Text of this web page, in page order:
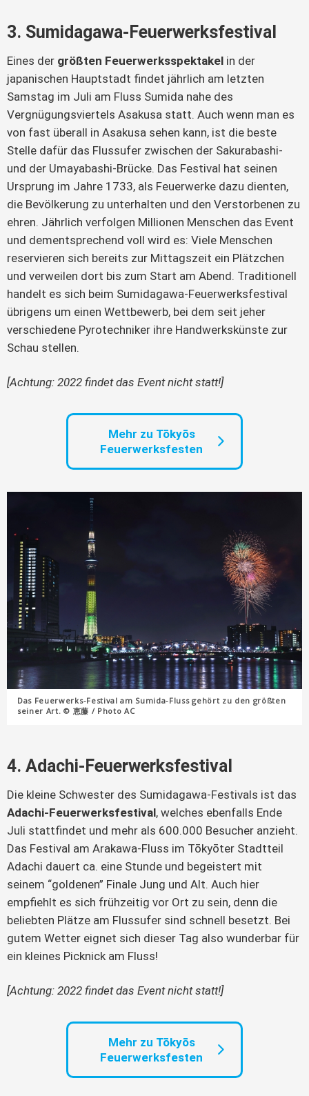
3. Sumidagawa-Feuerwerksfestival
Eines der größten Feuerwerksspektakel in der
japanischen Hauptstadt findet jährlich am letzten
Samstag im Juli am Fluss Sumida nahe des
Vergnügungsviertels Asakusa statt. Auch wenn man es
von fast überall in Asakusa sehen kann, ist die beste
Stelle dafür das Flussufer zwischen der Sakurabashi-
und der Umayabashi-Brücke. Das Festival hat seinen
Ursprung im Jahre 1733, als Feuerwerke dazu dienten,
die Bevölkerung zu unterhalten und den Verstorbenen zu
ehren. Jährlich verfolgen Millionen Menschen das Event
und dementsprechend voll wird es: Viele Menschen
reservieren sich bereits zur Mittagszeit ein Plätzchen
und verweilen dort bis zum Start am Abend. Traditionell
handelt es sich beim Sumidagawa-Feuerwerksfestival
übrigens um einen Wettbewerb, bei dem seit jeher
verschiedene Pyrotechniker ihre Handwerkskünste zur
Schau stellen.
[Achtung: 2022 findet das Event nicht statt!]
Mehr zu Tōkyōs
Feuerwerksfesten
Das Feuerwerks-Festival am Sumida-Fluss gehört zu den größten
seiner Art. © 恵藤 / Photo AC
4. Adachi-Feuerwerksfestival
Die kleine Schwester des Sumidagawa-Festivals ist das
Adachi-Feuerwerksfestival, welches ebenfalls Ende
Juli stattfindet und mehr als 600.000 Besucher anzieht.
Das Festival am Arakawa-Fluss im Tōkyōter Stadtteil
Adachi dauert ca. eine Stunde und begeistert mit
seinem “goldenen” Finale Jung und Alt. Auch hier
empfiehlt es sich frühzeitig vor Ort zu sein, denn die
beliebten Plätze am Flussufer sind schnell besetzt. Bei
gutem Wetter eignet sich dieser Tag also wunderbar für
ein kleines Picknick am Fluss!
[Achtung: 2022 findet das Event nicht statt!]
Mehr zu Tōkyōs
Feuerwerksfesten